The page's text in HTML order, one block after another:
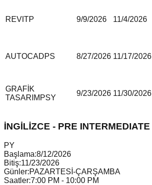
REVITP 9/9/2026 11/4/2026
AUTOCADPS 8/27/2026 11/17/2026
GRAFİK
TASARIM PSY
9/23/2026 11/30/2026
İNGİLİZCE - PRE INTERMEDIATE
PY
Başlama:8/12/2026
Bitiş:11/23/2026
Günler:PAZARTESİ-ÇARŞAMBA
Saatler:7:00 PM - 10:00 PM